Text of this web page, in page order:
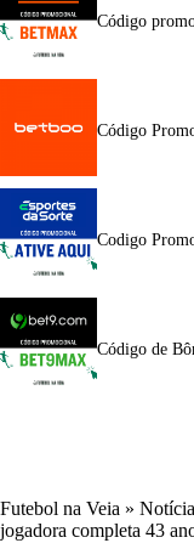
Código
Código
Codigo
Código de
Futebol na Veia »
jogadora completa 43